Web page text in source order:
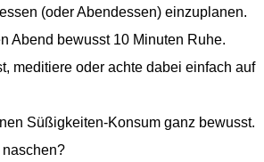
(oder Abendessen) einzuplanen.
Abend bewusst 10 Minuten Ruhe.
meditiere oder achte dabei einfach auf
Süßigkeiten-Konsum ganz bewusst.